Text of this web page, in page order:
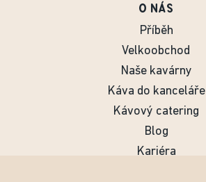
O NÁS
Příběh
Velkoobchod
Naše kavárny
Káva do kanceláře
Kávový catering
Blog
Kariéra